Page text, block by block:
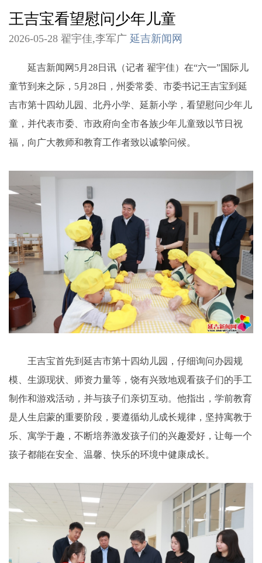
王吉宝看望慰问少年儿童
2026-05-28 翟宇佳,李军广 延吉新闻网
延吉新闻网5月28日讯（记者 翟宇佳）在“六一”国际儿
童节到来之际，5月28日，州委常委、市委书记王吉宝到延
吉市第十四幼儿园、北丹小学、延新小学，看望慰问少年儿
童，并代表市委、市政府向全市各族少年儿童致以节日祝
福，向广大教师和教育工作者致以诚挚问候。
王吉宝首先到延吉市第十四幼儿园，仔细询问办园规
模、生源现状、师资力量等，饶有兴致地观看孩子们的手工
制作和游戏活动，并与孩子们亲切互动。他指出，学前教育
是人生启蒙的重要阶段，要遵循幼儿成长规律，坚持寓教于
乐、寓学于趣，不断培养激发孩子们的兴趣爱好，让每一个
孩子都能在安全、温馨、快乐的环境中健康成长。